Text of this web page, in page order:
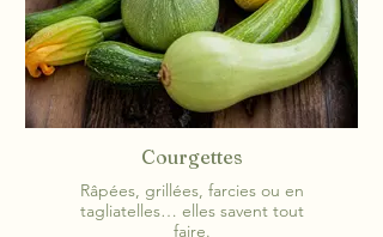
Courgettes
Râpées, grillées, farcies ou en
tagliatelles… elles savent tout
faire.